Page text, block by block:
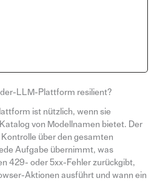
LLM-Plattform resilient?
ist nützlich, wenn sie
von Modellnamen bietet. Der
über den gesamten
Aufgabe übernimmt, was
429- oder 5xx-Fehler zurückgibt,
Aktionen ausführt und wann ein